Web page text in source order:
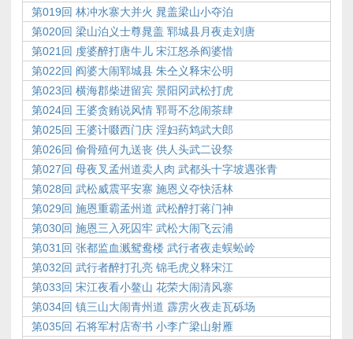
第019回 林冲水寨大并火 晁盖梁山小夺泊
第020回 梁山泊义士尊晁盖 郓城县月夜走刘唐
第021回 虔婆醉打唐牛儿 宋江怒杀阎婆惜
第022回 阎婆大闹郓城县 朱仝义释宋公明
第023回 横海郡柴进留宾 景阳冈武松打虎
第024回 王婆贪贿说风情 郓哥不忿闹茶肆
第025回 王婆计啜西门庆 淫妇药鸩武大郎
第026回 偷骨殖何九送丧 供人头武二设祭
第027回 母夜叉孟州道卖人肉 武都头十字坡遇张青
第028回 武松威震平安寨 施恩义夺快活林
第029回 施恩重霸孟州道 武松醉打蒋门神
第030回 施恩三入死囚牢 武松大闹飞云浦
第031回 张都监血溅鸳鸯楼 武行者夜走蜈蚣岭
第032回 武行者醉打孔亮 锦毛虎义释宋江
第033回 宋江夜看小鳌山 花荣大闹清风寨
第034回 镇三山大闹青州道 霹雳火夜走瓦砾场
第035回 石将军村店寄书 小李广梁山射雁